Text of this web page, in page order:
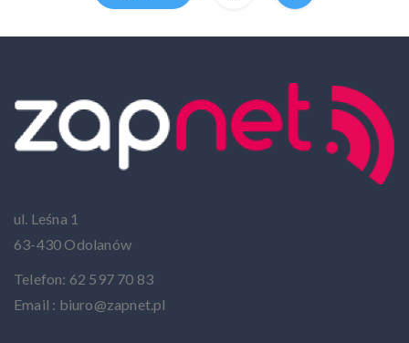
ul. Leśna 1
63-430 Odolanów
Telefon: 62 597 70 83
Email : biuro@zapnet.pl